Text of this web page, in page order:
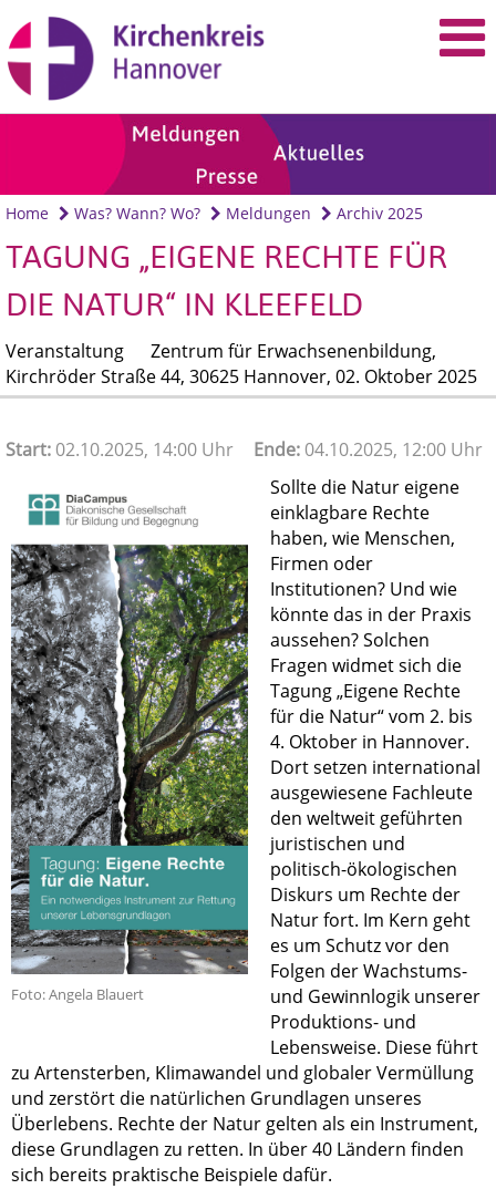
Home Was? Wann? Wo? Meldungen Archiv 2025
TAGUNG „EIGENE RECHTE FÜR
DIE NATUR“ IN KLEEFELD
Veranstaltung
Zentrum für Erwachsenenbildung,
Kirchröder Straße 44, 30625 Hannover, 02. Oktober 2025
Start: 02.10.2025, 14:00 Uhr Ende: 04.10.2025, 12:00 Uhr
Foto: Angela Blauert
Sollte die Natur eigene
einklagbare Rechte
haben, wie Menschen,
Firmen oder
Institutionen? Und wie
könnte das in der Praxis
aussehen? Solchen
Fragen widmet sich die
Tagung „Eigene Rechte
für die Natur“ vom 2. bis
4. Oktober in Hannover.
Dort setzen international
ausgewiesene Fachleute
den weltweit geführten
juristischen und
politisch-ökologischen
Diskurs um Rechte der
Natur fort. Im Kern geht
es um Schutz vor den
Folgen der Wachstums-
und Gewinnlogik unserer
Produktions- und
Lebensweise. Diese führt
zu Artensterben, Klimawandel und globaler Vermüllung
und zerstört die natürlichen Grundlagen unseres
Überlebens. Rechte der Natur gelten als ein Instrument,
diese Grundlagen zu retten. In über 40 Ländern finden
sich bereits praktische Beispiele dafür.